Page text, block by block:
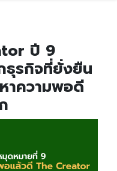
ปี 9
ธุรกิจที่ยั่งยืน
าความพอดี